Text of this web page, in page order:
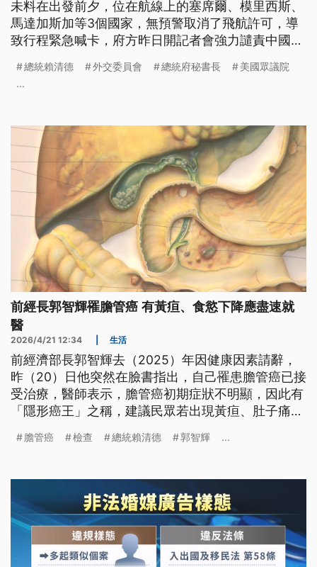
未料在出發前夕，位在航線上的塞席爾、模里西斯、
馬達加斯加等3個國家，無預警取消了飛航許可，導
致行程緊急喊卡，府方昨日開記者會強力譴責中國的
總統賴清德 外交委員會 總統府秘書長
美國眾議院
...
前經長郭智輝罹膽管癌 有黃疸、食慾下降應盡速就
醫
2026/4/21 12:34 生活
前經濟部長郭智輝去（2025）年因健康因素請辭，
昨（20）日他突然在臉書指出，自己罹患膽管癌已接
受治療，醫師表示，膽管癌初期症狀不明顯，因此有
「隱形癌王」之稱，建議民眾若出現黃疸、肚子痛、
膽管癌 檢查 總統賴清德 郭智輝 ...